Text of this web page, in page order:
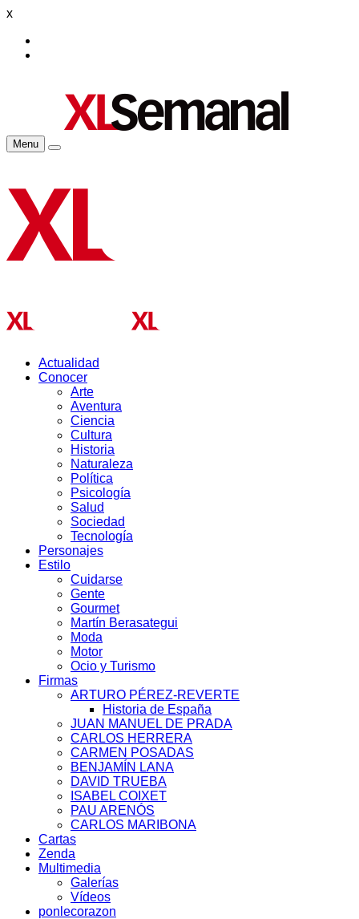
x
Menu
Actualidad
Conocer
Arte
Aventura
Ciencia
Cultura
Historia
Naturaleza
Política
Psicología
Salud
Sociedad
Tecnología
Personajes
Estilo
Cuidarse
Gente
Gourmet
Martín Berasategui
Moda
Motor
Ocio y Turismo
Firmas
ARTURO PÉREZ-REVERTE
Historia de España
JUAN MANUEL DE PRADA
CARLOS HERRERA
CARMEN POSADAS
BENJAMÍN LANA
DAVID TRUEBA
ISABEL COIXET
PAU ARENÓS
CARLOS MARIBONA
Cartas
Zenda
Multimedia
Galerías
Vídeos
ponlecorazon